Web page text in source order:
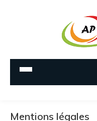
Mentions légales